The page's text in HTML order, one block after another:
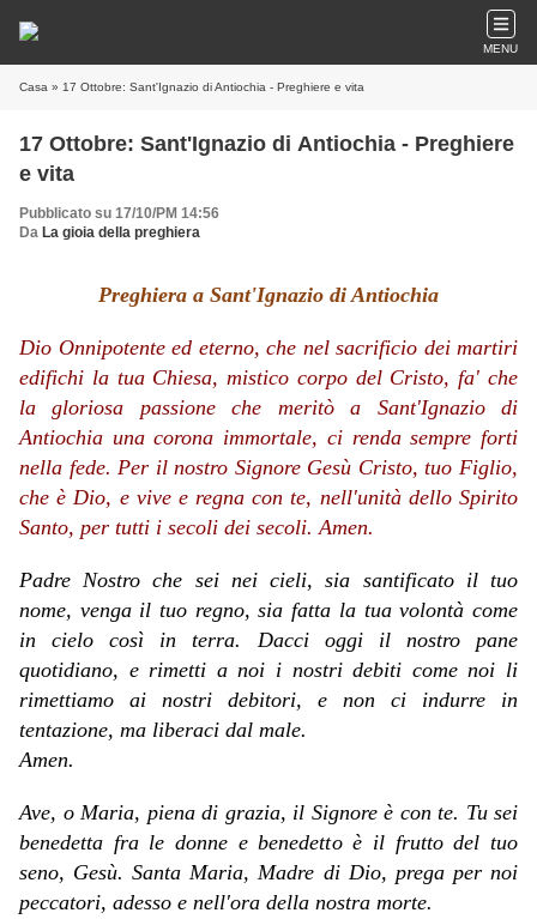
MENU
Casa » 17 Ottobre: Sant'Ignazio di Antiochia - Preghiere e vita
17 Ottobre: Sant'Ignazio di Antiochia - Preghiere
e vita
Pubblicato su 17/10/PM 14:56
Da La gioia della preghiera
Preghiera a Sant'Ignazio di Antiochia
Dio Onnipotente ed eterno, che nel sacrificio dei martiri
edifichi la tua Chiesa, mistico corpo del Cristo, fa' che
la gloriosa passione che meritò a Sant'Ignazio di
Antiochia una corona immortale, ci renda sempre forti
nella fede. Per il nostro Signore Gesù Cristo, tuo Figlio,
che è Dio, e vive e regna con te, nell'unità dello Spirito
Santo, per tutti i secoli dei secoli.Amen.
Padre Nostro che sei nei cieli, sia santificato il tuo
nome, venga il tuo regno, sia fatta la tua volontà come
in cielo così in terra. Dacci oggi il nostro pane
quotidiano, e rimetti a noi i nostri debiti come noi li
rimettiamo ai nostri debitori, e non ci indurre in
tentazione, ma liberaci dal male.
Amen.
Ave, o Maria, piena di grazia, il Signore è con te. Tu sei
benedetta fra le donne e benedetto è il frutto del tuo
seno, Gesù. Santa Maria, Madre di Dio, prega per noi
peccatori, adesso e nell'ora della nostra morte.